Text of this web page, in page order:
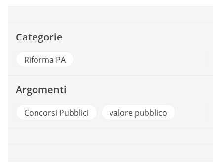
Categorie
Riforma PA
Argomenti
Concorsi Pubblici valore pubblico